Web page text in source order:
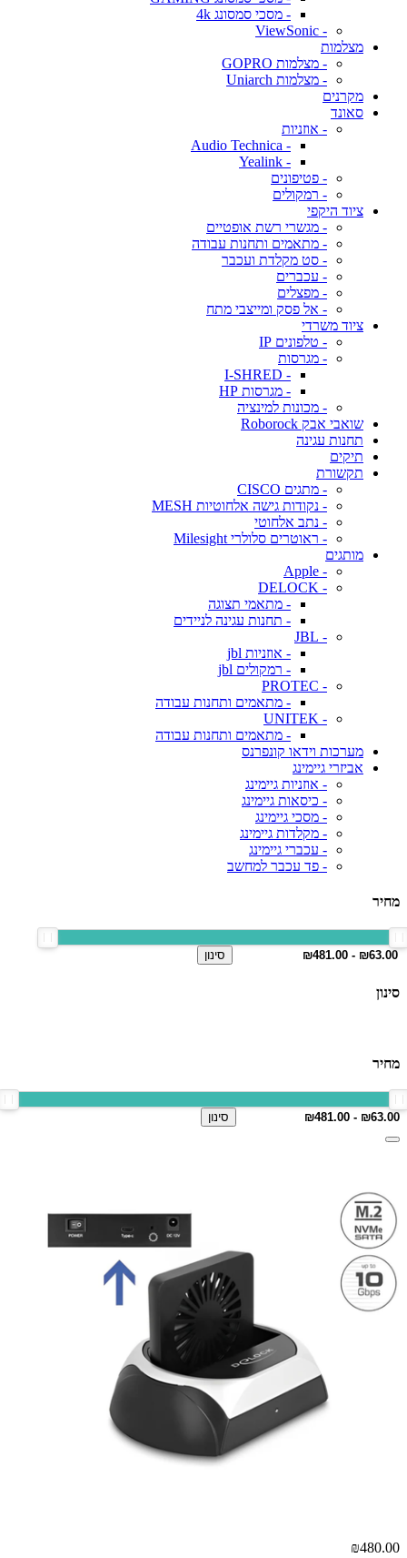
- מסכי סמסונג 4k
- ViewSonic
מצלמות
- מצלמות GOPRO
- מצלמות Uniarch
מקרנים
סאונד
- אוזניות
- Audio Technica
- Yealink
- פטיפונים
- רמקולים
ציוד היקפי
- מגשרי רשת אופטיים
- מתאמים ותחנות עבודה
- סט מקלדת ועכבר
- עכברים
- מפצלים
- אל פסק ומייצבי מתח
ציוד משרדי
- טלפונים IP
- מגרסות
- I-SHRED
- מגרסות HP
- מכונות למינציה
שואבי אבק Roborock
תחנות עגינה
תיקים
תקשורת
- מתגים CISCO
- נקודות גישה אלחוטיות MESH
- נתב אלחוטי
- ראוטרים סלולרי Milesight
מותגים
- Apple
- DELOCK
- מתאמי תצוגה
- תחנות עגינה לניידים
- JBL
- אוזניות jbl
- רמקולים jbl
- PROTEC
- מתאמים ותחנות עבודה
- UNITEK
- מתאמים ותחנות עבודה
מערכות וידאו קונפרנס
אביזרי גיימינג
- אוזניות גיימינג
- כיסאות גיימינג
- מסכי גיימינג
- מקלדות גיימינג
- עכברי גיימינג
- פד עכבר למחשב
מחיר
סינון
סינון
מחיר
סינון
₪480.00